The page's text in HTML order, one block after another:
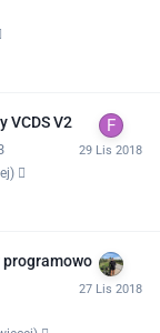
VCDS V2
programowo